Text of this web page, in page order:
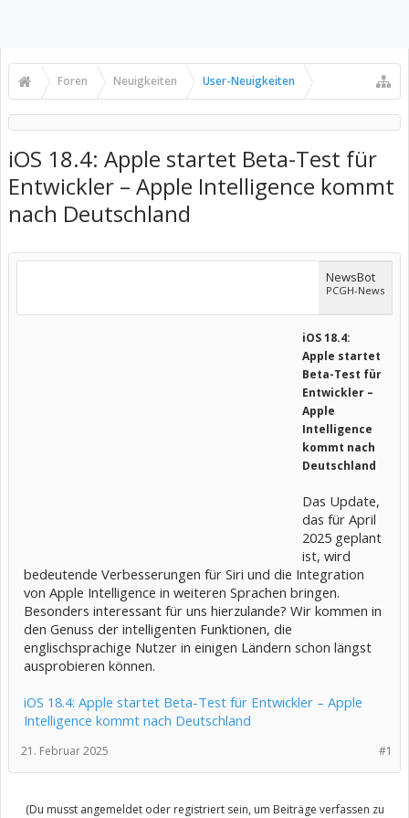
Foren Neuigkeiten User-Neuigkeiten
iOS 18.4: Apple startet Beta-Test für
Entwickler – Apple Intelligence kommt
nach Deutschland
NewsBot
PCGH-News
iOS 18.4:
Apple startet
Beta-Test für
Entwickler –
Apple
Intelligence
kommt nach
Deutschland
Das Update,
das für April
2025 geplant
ist, wird
bedeutende Verbesserungen für Siri und die Integration
von Apple Intelligence in weiteren Sprachen bringen.
Besonders interessant für uns hierzulande? Wir kommen in
den Genuss der intelligenten Funktionen, die
englischsprachige Nutzer in einigen Ländern schon längst
ausprobieren können.
iOS 18.4: Apple startet Beta-Test für Entwickler – Apple
Intelligence kommt nach Deutschland
#1
21. Februar 2025
(Du musst angemeldet oder registriert sein, um Beiträge verfassen zu